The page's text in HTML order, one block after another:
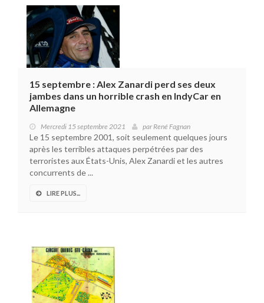
15 septembre : Alex Zanardi perd ses deux
jambes dans un horrible crash en IndyCar en
Allemagne
Mercredi 15 septembre 2021 parRené Fagnan
Le 15 septembre 2001, soit seulement quelques jours
après les terribles attaques perpétrées par des
terroristes aux États-Unis, Alex Zanardi et les autres
concurrents de ...
LIRE PLUS...